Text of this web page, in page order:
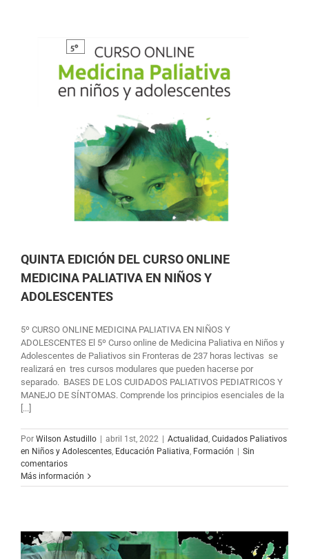
QUINTA EDICIÓN DEL CURSO ONLINE
MEDICINA PALIATIVA EN NIÑOS Y
ADOLESCENTES
5º CURSO ONLINE MEDICINA PALIATIVA EN NIÑOS Y
ADOLESCENTES El 5º Curso online de Medicina Paliativa en Niños y
Adolescentes de Paliativos sin Fronteras de 237 horas lectivas se
realizará en tres cursos modulares que pueden hacerse por
separado. BASES DE LOS CUIDADOS PALIATIVOS PEDIATRICOS Y
MANEJO DE SÍNTOMAS. Comprende los principios esenciales de la
[...]
Por Wilson Astudillo abril 1st, 2022 Actualidad, Cuidados Paliativos
en Niños y Adolescentes, Educación Paliativa, Formación
Sin
comentarios
Más información